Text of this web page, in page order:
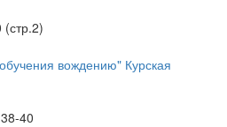
вождению" Курская
40